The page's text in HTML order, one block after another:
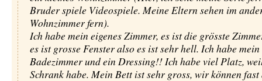
Bruder spiele Videospiele. Meine Eltern sehen im
Wohnzimmer fern).
Ich habe mein eigenes Zimmer, es ist die grösste
es ist grosse Fenster also es ist sehr hell. Ich habe mein
Badezimmer und ein Dressing!! Ich habe viel Platz,
Schrank habe. Mein Bett ist sehr gross, wir können fast